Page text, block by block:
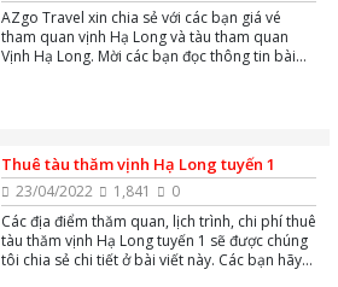
AZgo Travel xin chia sẻ với các bạn giá vé
tham quan vịnh Hạ Long và tàu tham quan
Vịnh Hạ Long. Mời các bạn đọc thông tin bài
Thuê tàu thăm vịnh Hạ Long tuyến 1
23/04/2022 1,841
0
Các địa điểm thăm quan, lịch trình, chi phí thuê
tàu thăm vịnh Hạ Long tuyến 1 sẽ được chúng
tôi chia sẻ chi tiết ở bài viết này. Các bạn hãy